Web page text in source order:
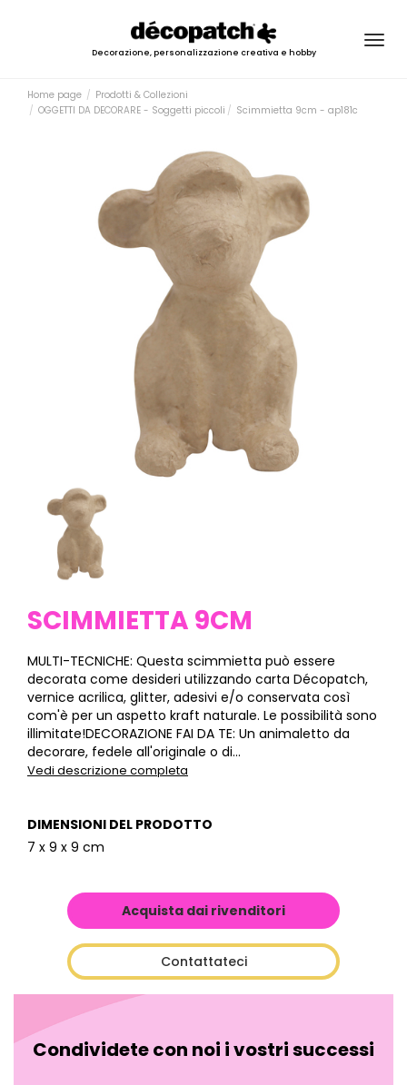
Decorazione, personalizzazione creativa e hobby
Home page
Prodotti & Collezioni
OGGETTI DA DECORARE - Soggetti piccoli
Scimmietta 9cm - ap181c
SCIMMIETTA 9CM
MULTI-TECNICHE: Questa scimmietta può essere
decorata come desideri utilizzando carta Décopatch,
vernice acrilica, glitter, adesivi e/o conservata così
com'è per un aspetto kraft naturale. Le possibilità sono
illimitate!DECORAZIONE FAI DA TE: Un animaletto da
decorare, fedele all'originale o di...
Vedi descrizione completa
DIMENSIONI DEL PRODOTTO
7 x 9 x 9 cm
Acquista dai rivenditori
Contattateci
Condividete con noi i vostri successi